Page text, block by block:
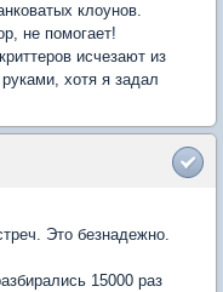
клоунов.
не помогает!
исчезают из
хотя я задал
Это безнадежно.
15000 раз